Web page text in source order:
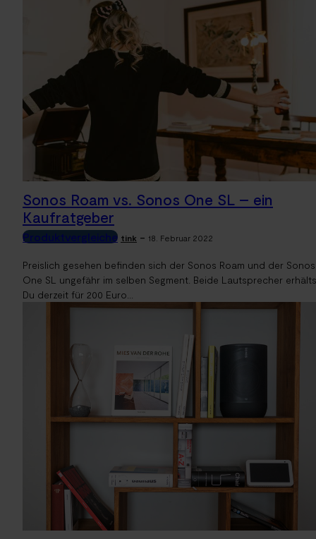
Sonos Roam vs. Sonos One SL – ein
Kaufratgeber
Produktvergleiche tink - 18. Februar 2022
Preislich gesehen befinden sich der Sonos Roam und der Sonos
One SL ungefähr im selben Segment. Beide Lautsprecher
Du derzeit für 200 Euro...